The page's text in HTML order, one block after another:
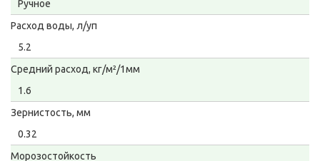
Ручное
Расход воды, л/уп
5.2
Средний расход, кг/м²/1мм
1.6
Зернистость, мм
0.32
Морозостойкость